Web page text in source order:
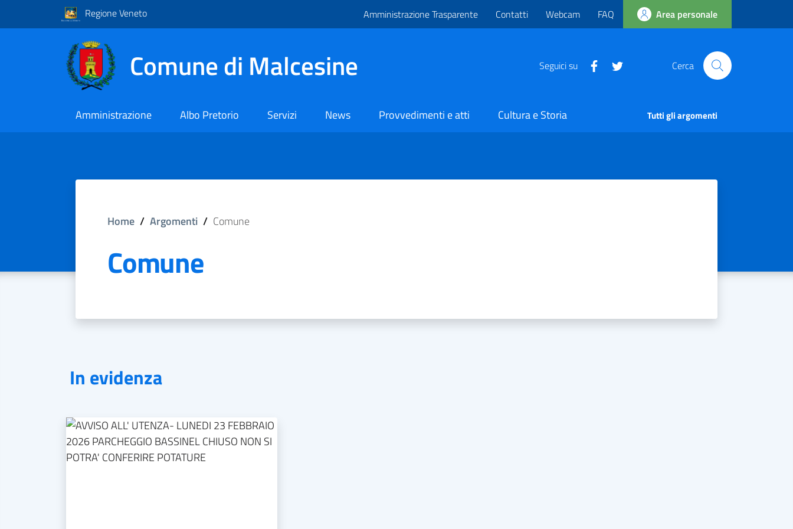
Regione Veneto Amministrazione Trasparente Contatti Webcam FAQ Area personale
Comune di Malcesine Seguici su Cerca
Amministrazione Albo Pretorio Servizi News Provvedimenti e atti Cultura e Storia Tutti gli argomenti
Home / Argomenti / Comune
Comune
In evidenza